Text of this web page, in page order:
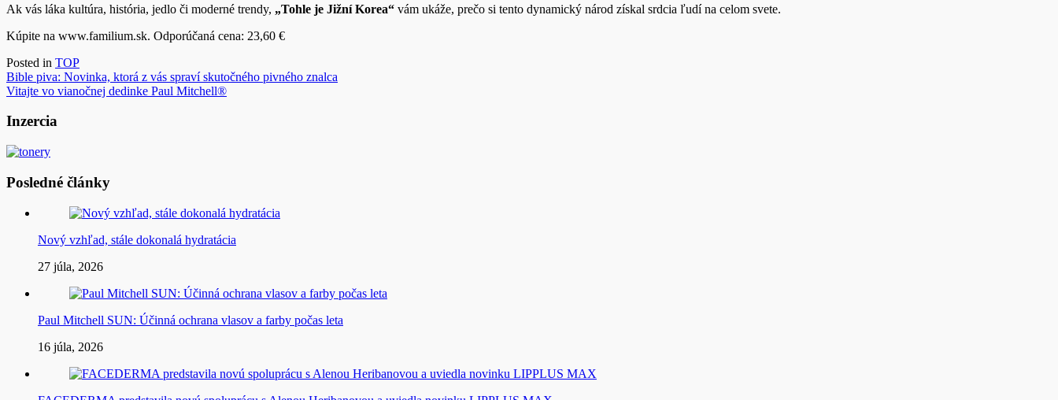
Ak vás láka kultúra, história, jedlo či moderné trendy, „Tohle je Jižní Korea“ vám ukáže, prečo si tento dynamický národ získal srdcia ľudí na celom svete.
Kúpite na www.familium.sk. Odporúčaná cena: 23,60 €
Posted in TOP
Navigácia
v
článku
Bible piva: Novinka, ktorá z vás spraví skutočného pivného znalca
Vitajte vo vianočnej dedinke Paul Mitchell®
Inzercia
Posledné články
Nový vzhľad, stále dokonalá hydratácia
27 júla, 2026
Paul Mitchell SUN: Účinná ochrana vlasov a farby počas leta
16 júla, 2026